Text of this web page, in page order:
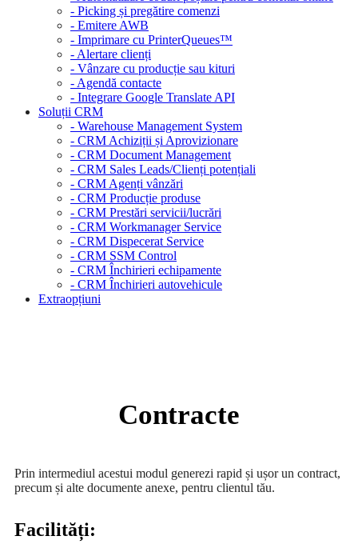
- Picking și pregătire comenzi
- Emitere AWB
- Imprimare cu PrinterQueues™
- Alertare clienți
- Vânzare cu producție sau kituri
- Agendă contacte
- Integrare Google Translate API
Soluții CRM
- Warehouse Management System
- CRM Achiziții și Aprovizionare
- CRM Document Management
- CRM Sales Leads/Clienți potențiali
- CRM Agenți vânzări
- CRM Producție produse
- CRM Prestări servicii/lucrări
- CRM Workmanager Service
- CRM Dispecerat Service
- CRM SSM Control
- CRM Închirieri echipamente
- CRM Închirieri autovehicule
Extraopțiuni
Contracte
Prin intermediul acestui modul generezi rapid și ușor un contract,
precum și alte documente anexe, pentru clientul tău.
Facilități: